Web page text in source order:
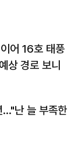
어 16호 태풍
상 경로 보니
…"난 늘 부족한